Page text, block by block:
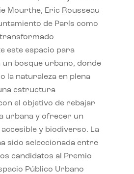
Mourthe, Eric Rousseau
de París como
este espacio para
bosque urbano, donde
la naturaleza en plena
estructura
el objetivo de rebajar
urbana y ofrecer un
y biodiverso. La
sido seleccionada entre
candidatos al Premio
Público Urbano